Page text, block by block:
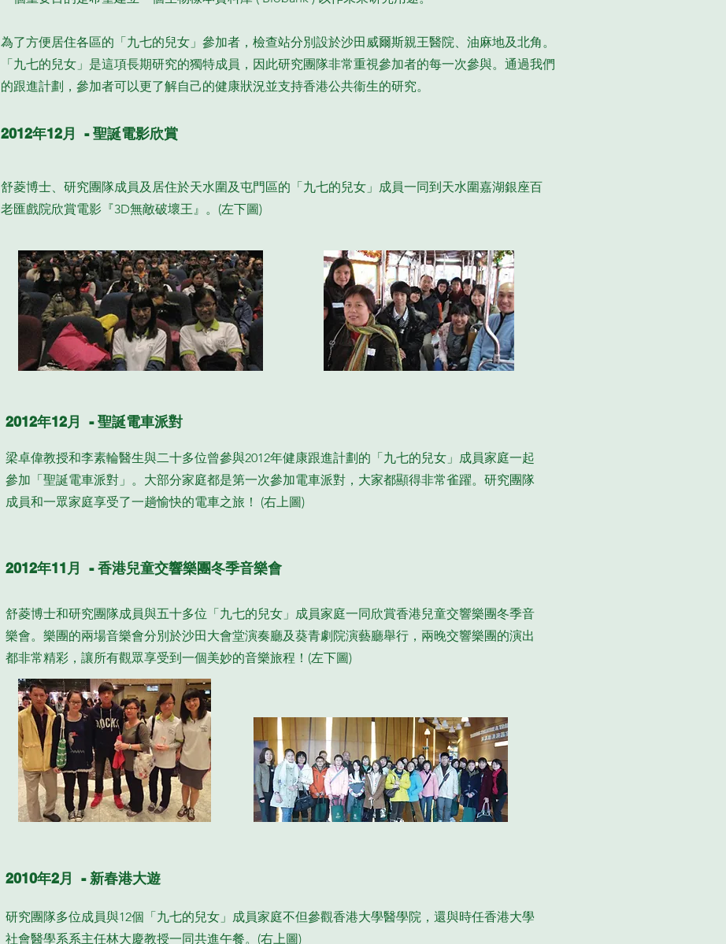
為了方便居住各區的「九七的兒女」參加者，檢查站分別設於沙田威爾斯親王醫院、油麻地及北角。
「九七的兒女」是這項長期研究的獨特成員，因此研究團隊非常重視參加者的每一次參與。通過我們
的跟進計劃，參加者可以更了解自己的健康狀況並支持香港公共衞生的研究。
2012年12月 - 聖誕電影欣賞
舒菱博士、研究團隊成員及居住於天水圍及屯門區的「九七的兒女」成員一同到天水圍嘉湖銀座百
老匯戲院欣賞電影『3D無敵破壞王』。(左下圖)
2012年12月 - 聖誕電車派對
梁卓偉教授和李素輪醫生與二十多位曾參與2012年健康跟進計劃的「九七的兒女」成員家庭一起
參加「聖誕電車派對」。大部分家庭都是第一次參加電車派對，大家都顯得非常雀躍。研究團隊
成員和一眾家庭享受了一趟愉快的電車之旅！ (右上圖)
2012年11月 - 香港兒童交響樂團冬季音樂會
舒菱博士和研究團隊成員與五十多位「九七的兒女」成員家庭一同欣賞香港兒童交響樂團冬季音
樂會。樂團的兩場音樂會分別於沙田大會堂演奏廳及葵青劇院演藝廳舉行，兩晚交響樂團的演出
都非常精彩，讓所有觀眾享受到一個美妙的音樂旅程！ (左下圖)
2010年2月 - 新春港大遊
研究團隊多位成員與12個「九七的兒女」成員家庭不但參觀香港大學醫學院，還與時任香港大學
社會醫學系系主任林大慶教授一同共進午餐。(右上圖)